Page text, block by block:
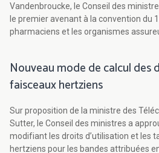
Vandenbroucke, le Conseil des
le premier avenant à la convention du
pharmaciens et les organismes
Nouveau mode de calcul des
faisceaux hertziens
Sur proposition de la ministre des
Sutter, le Conseil des ministres a
modifiant les droits d’utilisation et les
hertziens pour les bandes attribuées